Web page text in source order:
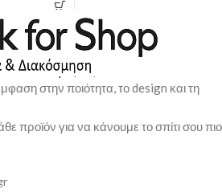
στην ποιότητα, το design και τη
προϊόν για να κάνουμε το σπίτι σου πιο